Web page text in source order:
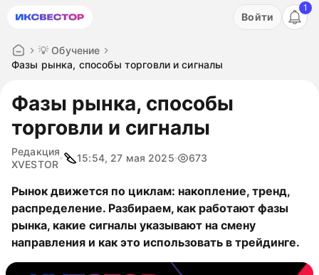
Акция: бесплатный пробный период на 3 дня!
Войти
1
💡 Обучение
Фазы рынка, способы торговли и сигналы
Фазы рынка, способы
торговли и сигналы
Редакция
XVESTOR
15:54, 27 мая 2025 673
Рынок движется по циклам: накопление, тренд,
распределение. Разбираем, как работают фазы
рынка, какие сигналы указывают на смену
направления и как это использовать в трейдинге.